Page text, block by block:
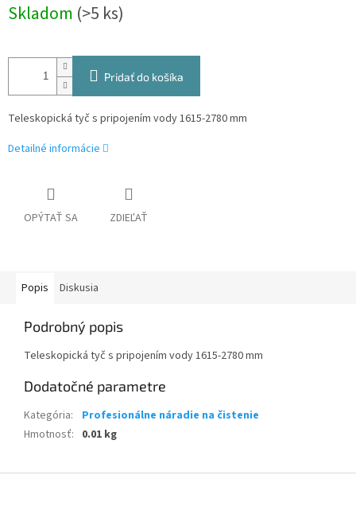
cena:
Skladom (>5 ks)
Pridať do košíka
Teleskopická tyč s pripojením vody 1615-2780 mm
Detailné informácie
OPÝTAŤ SA ZDIEĽAŤ
Popis Diskusia
Podrobný popis
Teleskopická tyč s pripojením vody 1615-2780 mm
Dodatočné parametre
Kategória:
Profesionálne náradie na čistenie
Hmotnosť: 0.01 kg